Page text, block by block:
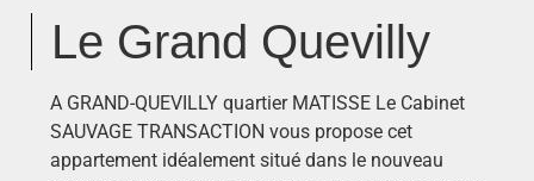
Le Grand Quevilly
A GRAND-QUEVILLY quartier MATISSE Le Cabinet
SAUVAGE TRANSACTION vous propose cet
appartement idéalement situé dans le nouveau